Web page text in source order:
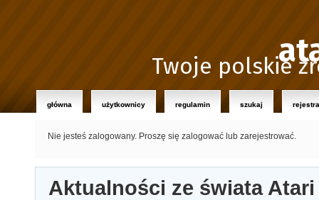
Twoje polskie
główna użytkownicy regulamin szukaj
Nie jesteś zalogowany. Proszę się zalogować lub zarejestrować.
Aktualności ze świata Atari